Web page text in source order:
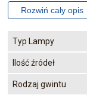
Typ Lampy
Ilość źródeł
Rodzaj gwintu